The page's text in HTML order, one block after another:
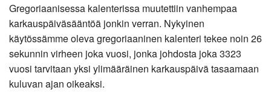
Gregoriaanisessa kalenterissa muutettiin vanhempaa
karkauspäiväsääntöä jonkin verran. Nykyinen
käytössämme oleva gregoriaaninen kalenteri tekee noin 26
sekunnin virheen joka vuosi, jonka johdosta joka 3323
vuosi tarvitaan yksi ylimääräinen karkauspäivä tasaamaan
kuluvan ajan oikeaksi.